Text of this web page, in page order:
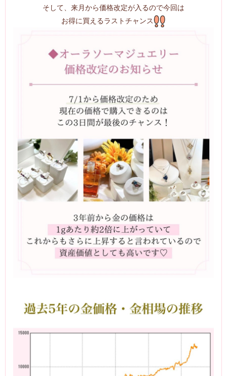
そして、来月から価格改定が入るので今回は
お得に買えるラストチャンス